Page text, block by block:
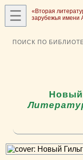
☰
«Вторая
зарубежья имени
ПОИСК ПО